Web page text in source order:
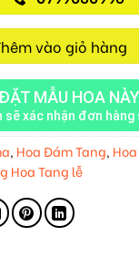
số lượngvào giỏ hàng
ĐẶT MẪU HOA NÀY
sẽ xác nhận đơn
, Hoa Đám Tang,
Hoa Tang lễ